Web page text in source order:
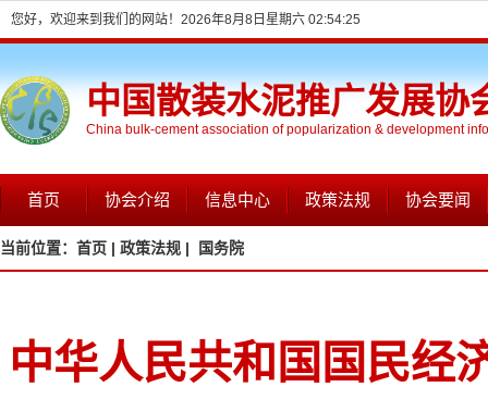
您好，欢迎来到我们的网站！ 2026年8月8日星期六 02:54:26
中国散装水泥推广发展协
China bulk-cement association of popularization & development
首页 协会介绍 信息中心 政策法规 协会要闻
当前位置： 首页 | 政策法规 | 国务院
中华人民共和国国民经